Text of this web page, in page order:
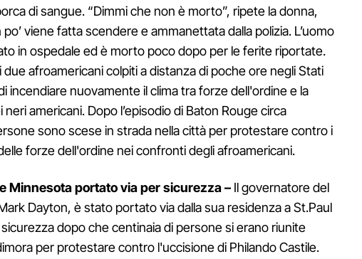
di sangue. “Dimmi che non è morto”, ripete la donna,
viene fatta scendere e ammanettata dalla polizia. L’uomo
in ospedale ed è morto poco dopo per le ferite riportate.
due afroamericani colpiti a distanza di poche ore negli Stati
incendiare nuovamente il clima tra forze dell'ordine e la
americani. Dopo l’episodio di Baton Rouge circa
sono scese in strada nella città per protestare contro i
forze dell'ordine nei confronti degli afroamericani.
Minnesota portato via per sicurezza – Il governatore del
Dayton, è stato portato via dalla sua residenza a St.Paul
dopo che centinaia di persone si erano riunite
per protestare contro l'uccisione di Philando Castile.